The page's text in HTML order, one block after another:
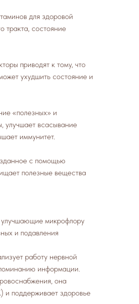
для здоровой
тракта, состояние
приводят к тому, что
ухудшить состояние и
«полезных» и
улучшает всасывание
иммунитет.
с помощью
полезные вещества
микрофлору
и подавления
работу нервной
информации.
она
и поддерживает здоровье